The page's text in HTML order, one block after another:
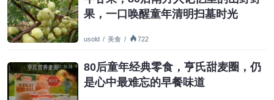
果，一口唤醒童年清明扫墓时光
usold / 美食 / 722
80后童年经典零食，亨氏甜麦圈，仍
是心中最难忘的早餐味道